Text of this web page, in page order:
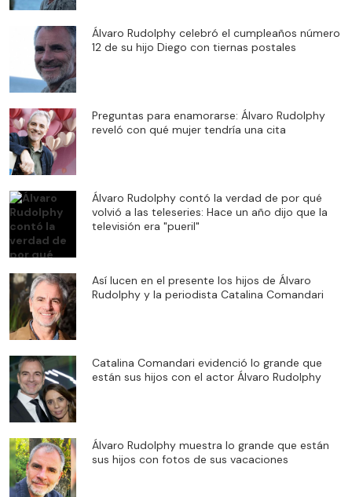
Álvaro Rudolphy celebró el cumpleaños número
12 de su hijo Diego con tiernas postales
Preguntas para enamorarse: Álvaro Rudolphy
reveló con qué mujer tendría una cita
Álvaro Rudolphy contó la verdad de por qué
volvió a las teleseries: Hace un año dijo que la
televisión era "pueril"
Así lucen en el presente los hijos de Álvaro
Rudolphy y la periodista Catalina Comandari
Catalina Comandari evidenció lo grande que
están sus hijos con el actor Álvaro Rudolphy
Álvaro Rudolphy muestra lo grande que están
sus hijos con fotos de sus vacaciones